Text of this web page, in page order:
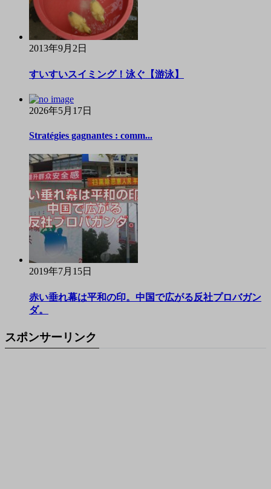
2013年9月2日
すいすいスイミング！泳ぐ【游泳】
2026年5月17日
Stratégies gagnantes : comm...
2019年7月15日
赤い垂れ幕は平和の印。中国で広がる反社プロバガン
ダ。
スポンサーリンク